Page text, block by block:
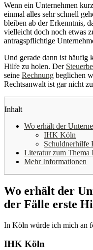
Wenn ein Unternehmen
einmal alles sehr schnell
bleiben ab der Erkenntnis,
vielleicht doch noch etwas
antragspflichtige
Und gerade dann ist häufig
Hilfe zu holen. Der
seine Rechnung beglichen
Rechtsanwalt ist gar nicht
Inhalt
Wo erhält der
IHK Köln
Schuldnerhilfe
Literatur zum Thema
Mehr Informationen
Wo erhält der
der Fälle erste
In Köln würde ich mich an
IHK Köln